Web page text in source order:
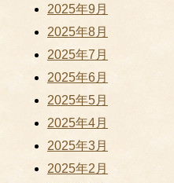
2025年9月
2025年8月
2025年7月
2025年6月
2025年5月
2025年4月
2025年3月
2025年2月